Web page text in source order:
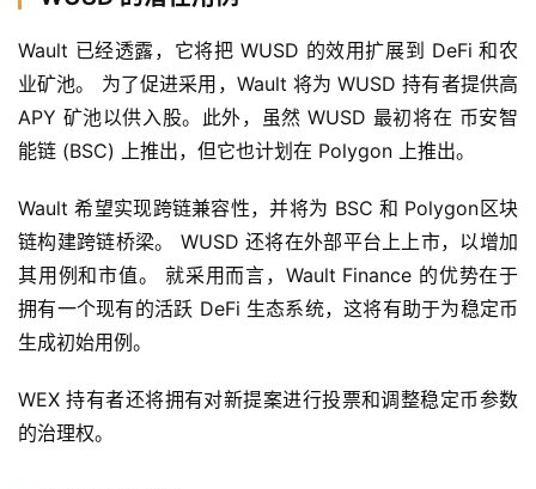
页
快
信
Wault 已经透露，它将把 WUSD 的效用扩展到 DeFi 和农
业矿池。 为了促进采用，Wault 将为 WUSD 持有者提供高
APY 矿池以供入股。此外，虽然 WUSD 最初将在 币安智
能链 (BSC) 上推出，但它也计划在 Polygon 上推出。
Wault 希望实现跨链兼容性，并将为 BSC 和 Polygon区块
链构建跨链桥梁。 WUSD 还将在外部平台上上市，以增加
其用例和市值。 就采用而言，Wault Finance 的优势在于
拥有一个现有的活跃 DeFi 生态系统，这将有助于为稳定币
生成初始用例。
WEX 持有者还将拥有对新提案进行投票和调整稳定币参数
的治理权。